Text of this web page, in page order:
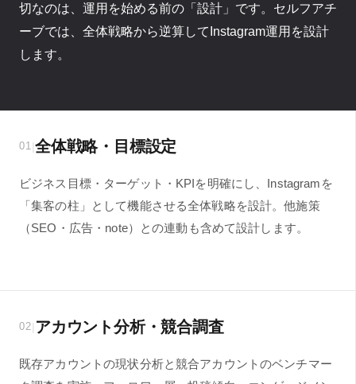
切なのは、運用を始める前の「設計」です。セルフアチ
ーブでは、全体戦略から逆算してInstagram運用を設計
します。
01|全体戦略・目標設定
ビジネス目標・ターゲット・KPIを明確にし、Instagramを
「集客の柱」として機能させる全体戦略を設計。他施策
（SEO・広告・note）との連動も含めて設計します。
02| アカウント分析・競合調査
既存アカウントの現状分析と競合アカウントのベンチマー